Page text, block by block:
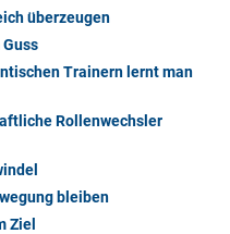
überzeugen
Trainern lernt man
Rollenwechsler
bleiben
Ziel